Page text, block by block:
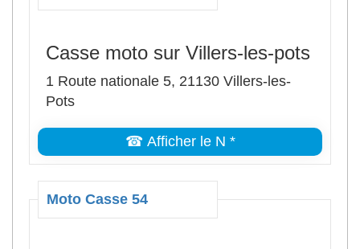
Casse moto sur Villers-les-pots
1 Route nationale 5, 21130 Villers-les-
Pots
☎ Afficher le N *
Moto Casse 54